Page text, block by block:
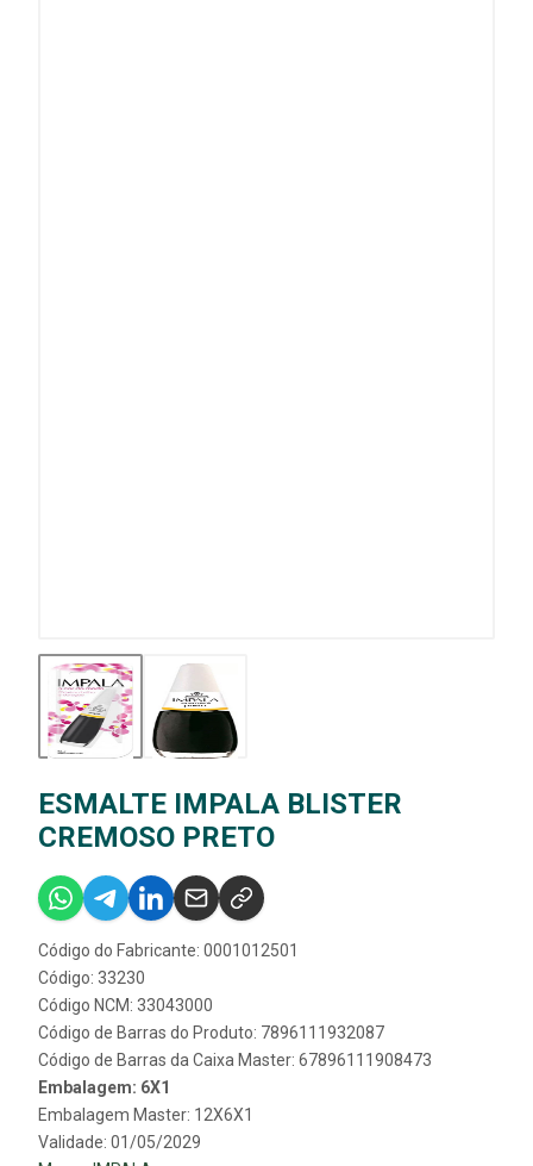
ESMALTE IMPALA BLISTER
CREMOSO PRETO
Código do Fabricante: 0001012501
Código: 33230
Código NCM: 33043000
Código de Barras do Produto: 7896111932087
Código de Barras da Caixa Master: 67896111908473
Embalagem: 6X1
Embalagem Master: 12X6X1
Validade: 01/05/2029